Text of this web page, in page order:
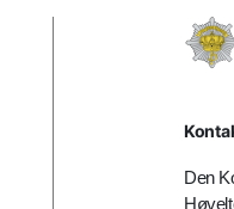
Den